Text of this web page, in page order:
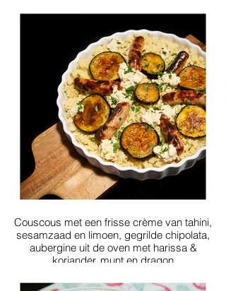
Couscous met een frisse crème van tahini,
sesamzaad en limoen, gegrilde chipolata,
aubergine uit de oven met harissa &
koriander, munt en dragon